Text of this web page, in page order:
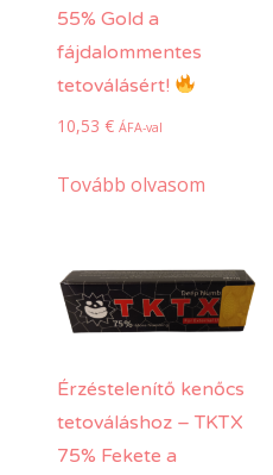
55% Gold a
fájdalommentes
tetoválásért!
10,53 € ÁFA-val
Tovább olvasom
Érzéstelenítő kenőcs
tetováláshoz – TKTX
75% Fekete a